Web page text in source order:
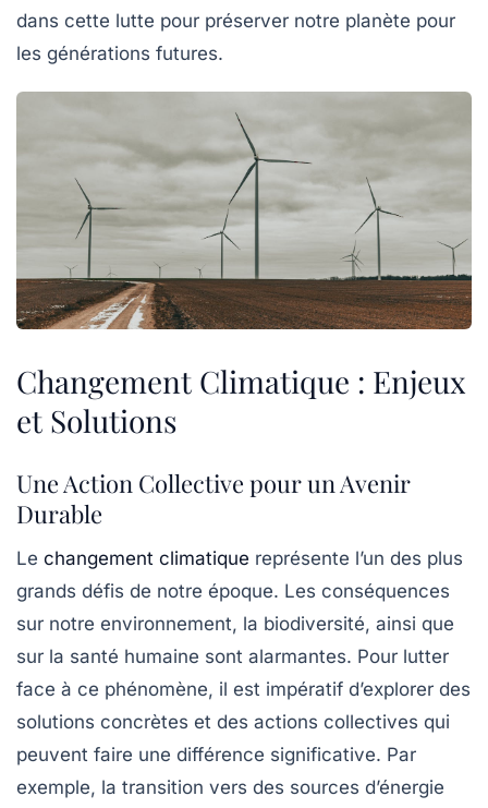
dans cette lutte pour préserver notre planète pour
les générations futures.
Changement Climatique : Enjeux
et Solutions
Une Action Collective pour un Avenir
Durable
Le changement climatique représente l’un des plus
grands défis de notre époque. Les conséquences
sur notre environnement, la biodiversité, ainsi que
sur la santé humaine sont alarmantes. Pour lutter
face à ce phénomène, il est impératif d’explorer des
solutions concrètes et des actions collectives qui
peuvent faire une différence significative. Par
exemple, la transition vers des sources d’énergie